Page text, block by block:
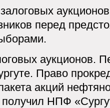
перед
аукционов.
Право
акций
получил НПФ